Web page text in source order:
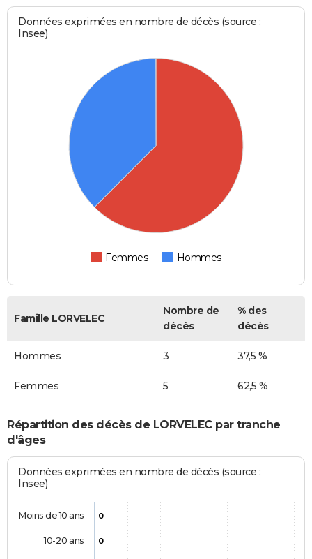
Données exprimées en nombre de décès (source :
Insee)
Femmes Hommes
Famille LORVELEC
Nombre de
décès
% des
décès
Hommes 3 37,5 %
Femmes 5 62,5 %
Répartition des décès de LORVELEC par tranche
d'âges
Données exprimées en nombre de décès (source :
Insee)
0
0
Moins de 10 ans
10-20 ans